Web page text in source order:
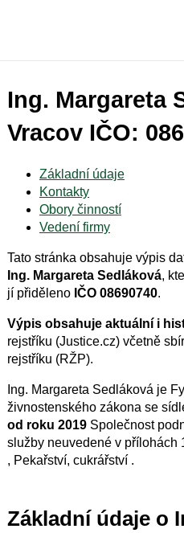
Ing. Margareta
Vracov IČO:
Základní údaje
Kontakty
Obory činností
Vedení firmy
Tato stránka obsahuje výpis
Ing. Margareta Sedláková,
jí přiděleno IČO 08690740.
Výpis obsahuje aktuální i
rejstříku (Justice.cz) včetně
rejstříku (RŽP).
Ing. Margareta Sedláková je
živnostenského zákona se
od roku 2019 Společnost
služby neuvedené v přílohách
, Pekařství, cukrářství .
Základní údaje o